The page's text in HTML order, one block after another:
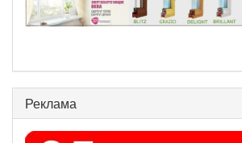
Реклама